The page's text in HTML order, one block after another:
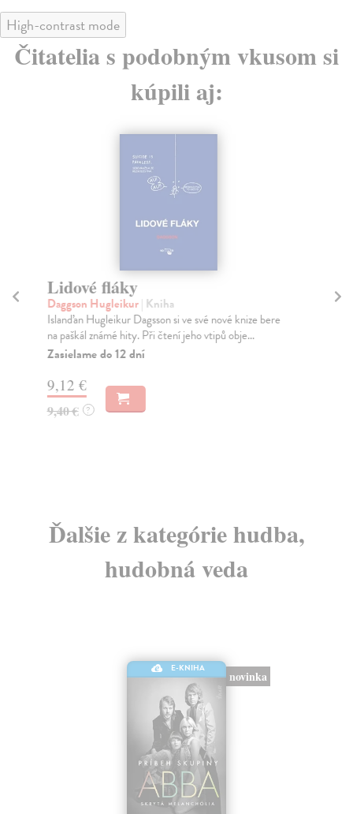
High-contrast mode
Čitatelia s podobným vkusom si
kúpili aj:
Lidové fláky
Daggson Hugleikur| Kniha
Islanďan Hugleikur Dagsson si ve své nové knize bere
na paškál známé hity. Při čtení jeho vtipů obje...
Zasielame do 12 dní
9,12 €
9,40 € ?
Ďalšie z kategórie hudba,
hudobná veda
E-KNIHA
novinka